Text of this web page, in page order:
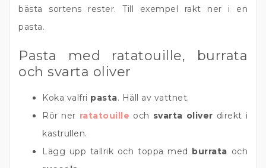
bästa sortens rester. Till exempel rakt ner i en
pasta.
Pasta med ratatouille, burrata
och svarta oliver
Koka valfri pasta. Häll av vattnet.
Rör ner ratatouille och svarta oliver direkt i
kastrullen.
Lägg upp tallrik och toppa med burrata och